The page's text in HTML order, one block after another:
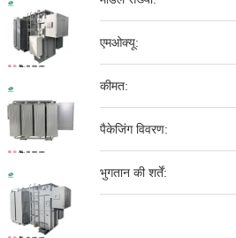
एमओक्यू:
कीमत:
पैकेजिंग विवरण:
भुगतान की शर्तें: